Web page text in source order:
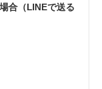
合（LINEで送る